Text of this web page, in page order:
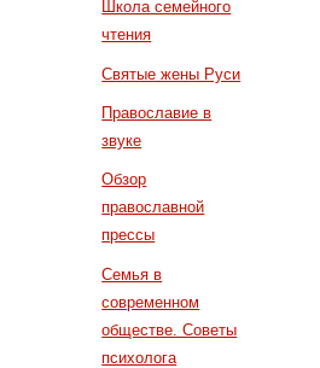
Школа семейного
чтения
Святые жены Руси
Православие в
звуке
Обзор
православной
прессы
Семья в
современном
обществе. Советы
психолога